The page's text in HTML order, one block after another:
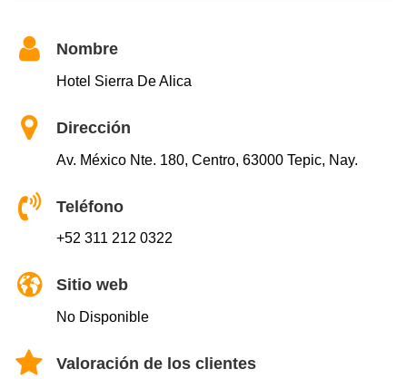
Nombre
Hotel Sierra De Alica
Dirección
Av. México Nte. 180, Centro, 63000 Tepic, Nay.
Teléfono
+52 311 212 0322
Sitio web
No Disponible
Valoración de los clientes